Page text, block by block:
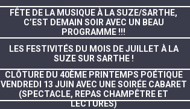
FÊTE DE LA MUSIQUE À LA SUZE/SARTHE,
C’EST DEMAIN SOIR AVEC UN BEAU
PROGRAMME !!!
LES FESTIVITÉS DU MOIS DE JUILLET À LA
SUZE SUR SARTHE !
CLÔTURE DU 40ÈME PRINTEMPS POÉTIQUE
VENDREDI 13 JUIN AVEC UNE SOIRÉE CABARET
(SPECTACLE, REPAS CHAMPÊTRE ET
LECTURES)